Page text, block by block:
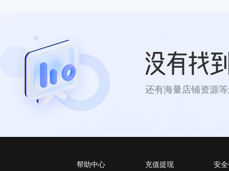
还有海量店铺资源
帮助中心 充值提现 安